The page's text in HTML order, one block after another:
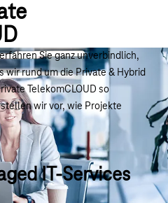
Sie ganz unverbindlich,
wir rund um die Private & Hybrid
TelekomCLOUD so
wir vor, wie Projekte
IT-Services